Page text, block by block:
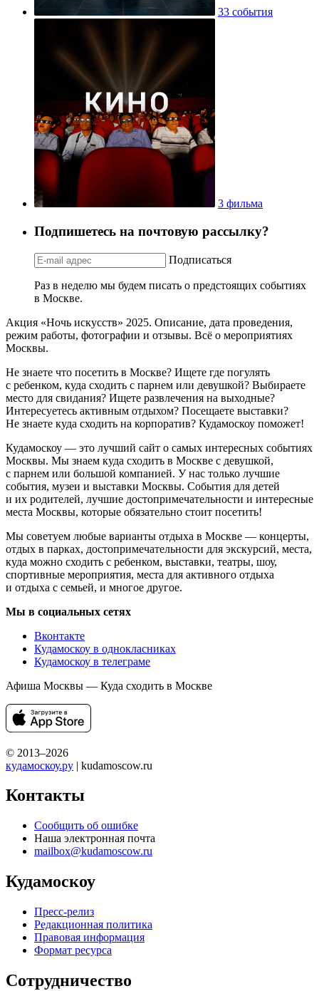
33 события
3 фильма
Подпишетесь на почтовую рассылку?
Подписаться
Раз в неделю мы будем писать о предстоящих событиях
в Москве.
Акция «Ночь искусств» 2025. Описание, дата проведения,
режим работы, фотографии и отзывы. Всё о мероприятиях
Москвы.
Не знаете что посетить в Москве? Ищете где погулять
с ребенком, куда сходить с парнем или девушкой? Выбираете
место для свидания? Ищете развлечения на выходные?
Интересуетесь активным отдыхом? Посещаете выставки?
Не знаете куда сходить на корпоратив? Кудамоскоу поможет!
Кудамоскоу — это лучший сайт о самых интересных событиях
Москвы. Мы знаем куда сходить в Москве с девушкой,
с парнем или большой компанией. У нас только лучшие
события, музеи и выставки Москвы. События для детей
и их родителей, лучшие достопримечательности и интересные
места Москвы, которые обязательно стоит посетить!
Мы советуем любые варианты отдыха в Москве — концерты,
отдых в парках, достопримечательности для экскурсий, места,
куда можно сходить с ребенком, выставки, театры, шоу,
спортивные мероприятия, места для активного отдыха
и отдыха с семьей, и многое другое.
Мы в социальных сетях
Вконтакте
Кудамоскоу в однокласниках
Кудамоскоу в телеграме
Афиша Москвы — Куда сходить в Москве
© 2013–2026
кудамоскоу.ру | kudamoscow.ru
Контакты
Сообщить об ошибке
Наша электронная почта
mailbox@kudamoscow.ru
Кудамоскоу
Пресс-релиз
Редакционная политика
Правовая информация
Формат ресурса
Сотрудничество